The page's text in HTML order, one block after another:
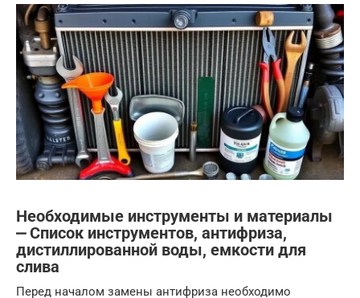
Необходимые инструменты и материалы
⎼ Список инструментов, антифриза,
дистиллированной воды, емкости для
слива
Перед началом замены антифриза необходимо